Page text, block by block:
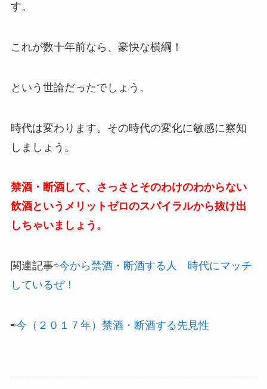
す。
これが数十年前なら、豪快な横綱！
という世論だったでしょう。
時代は変わります。その時代の変化に敏感に察知
しましょう。
禁酒・断酒して、さっさとそのわけのわからない
飲酒というメリットゼロのスパイラルから抜け出
しちゃいましょう。
関連記事⇨今から禁酒・断酒する人 時代にマッチ
しているぜ！
⇨今（２０１７年）禁酒・断酒する先見性